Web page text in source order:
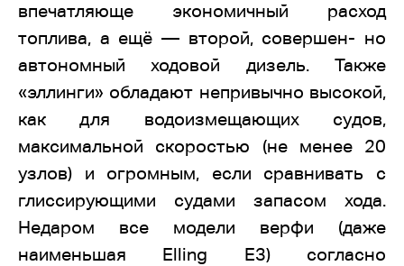
впечатляюще экономичный расход
топлива, а ещё — второй, совершен- но
автономный ходовой дизель. Также
«эллинги» обладают непривычно высокой,
как для водоизмещающих судов,
максимальной скоростью (не менее 20
узлов) и огромным, если сравнивать с
глиссирующими судами запасом хода.
Недаром все модели верфи (даже
наименьшая Elling E3) согласно